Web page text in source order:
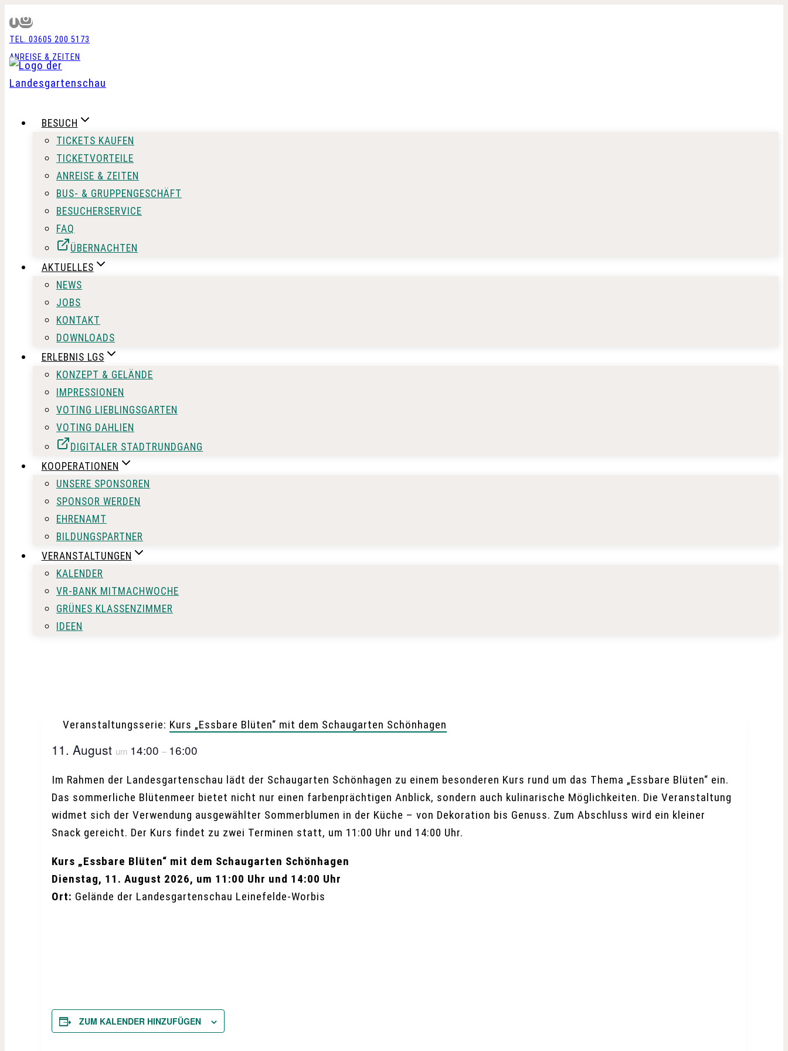
Inhalt
springen
TEL. 03605 200 5173
ANREISE & ZEITEN
BESUCH
TICKETS KAUFEN
TICKETVORTEILE
ANREISE & ZEITEN
BUS- & GRUPPENGESCHÄFT
BESUCHERSERVICE
FAQ
ÜBERNACHTEN
AKTUELLES
NEWS
JOBS
KONTAKT
DOWNLOADS
ERLEBNIS LGS
KONZEPT & GELÄNDE
IMPRESSIONEN
VOTING LIEBLINGSGARTEN
VOTING DAHLIEN
DIGITALER STADTRUNDGANG
KOOPERATIONEN
UNSERE SPONSOREN
SPONSOR WERDEN
EHRENAMT
BILDUNGSPARTNER
VERANSTALTUNGEN
KALENDER
VR-BANK MITMACHWOCHE
GRÜNES KLASSENZIMMER
IDEEN
Veranstaltungsserie: Kurs „Essbare Blüten“ mit dem Schaugarten Schönhagen
11. August um 14:00 – 16:00
Im Rahmen der Landesgartenschau lädt der Schaugarten Schönhagen zu einem besonderen Kurs rund um das Thema „Essbare Blüten“ ein.
Das sommerliche Blütenmeer bietet nicht nur einen farbenprächtigen Anblick, sondern auch kulinarische Möglichkeiten. Die Veranstaltung
widmet sich der Verwendung ausgewählter Sommerblumen in der Küche – von Dekoration bis Genuss. Zum Abschluss wird ein kleiner
Snack gereicht. Der Kurs findet zu zwei Terminen statt, um 11:00 Uhr und 14:00 Uhr.
Kurs „Essbare Blüten“ mit dem Schaugarten Schönhagen
Dienstag, 11. August 2026, um 11:00 Uhr und 14:00 Uhr
Ort: Gelände der Landesgartenschau Leinefelde-Worbis
ZUM KALENDER HINZUFÜGEN